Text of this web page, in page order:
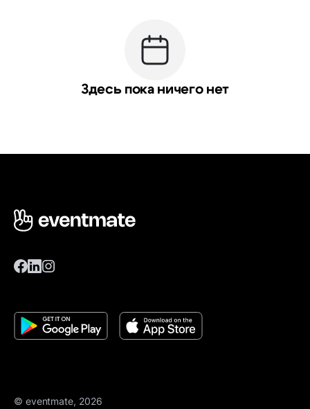
Здесь пока ничего нет
© eventmate, 2026